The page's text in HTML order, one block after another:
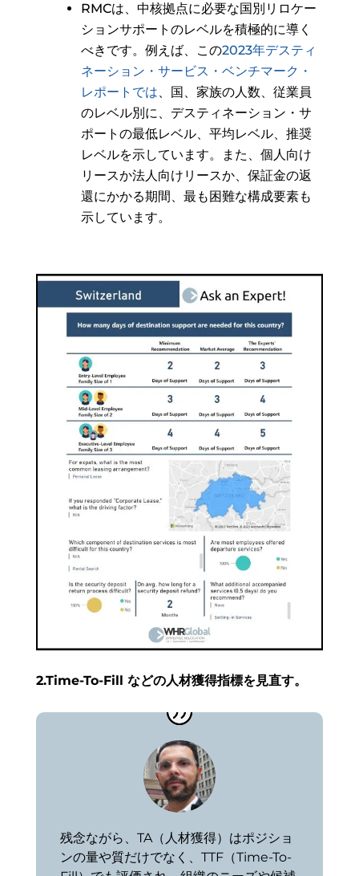
RMCは、中核拠点に必要な国別リロケー
ションサポートのレベルを積極的に導く
べきです。例えば、この2023年デスティ
ネーション・サービス・ベンチマーク・
レポートでは、国、家族の人数、従業員
のレベル別に、デスティネーション・サ
ポートの最低レベル、平均レベル、推奨
レベルを示しています。また、個人向け
リースか法人向けリースか、保証金の返
還にかかる期間、最も困難な構成要素も
示しています。
2.Time-To-Fill などの人材獲得指標を見直す。
残念ながら、TA（人材獲得）はポジショ
ンの量や質だけでなく、TTF（Time-To-